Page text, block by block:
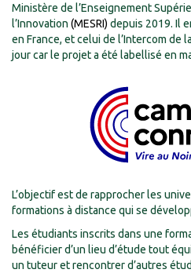
Ministère de l’Enseignement
l’Innovation (MESRI) depuis 2019. Il
en France, et celui de l’Intercom de
jour car le projet a été labellisé en
L’objectif est de rapprocher les
formations à distance qui se
Les étudiants inscrits dans une
bénéficier d’un lieu d’étude tout
un tuteur et rencontrer d’autres